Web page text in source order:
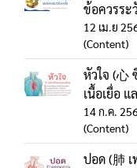
ข้อควรระ
12 เม.ย
(Content)
หัวใจ (心
เนื้อเยื่อ แ
14 ก.ค.
(Content)
ปอด (肺